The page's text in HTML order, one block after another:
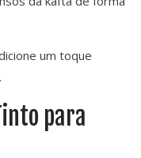
um toque
para